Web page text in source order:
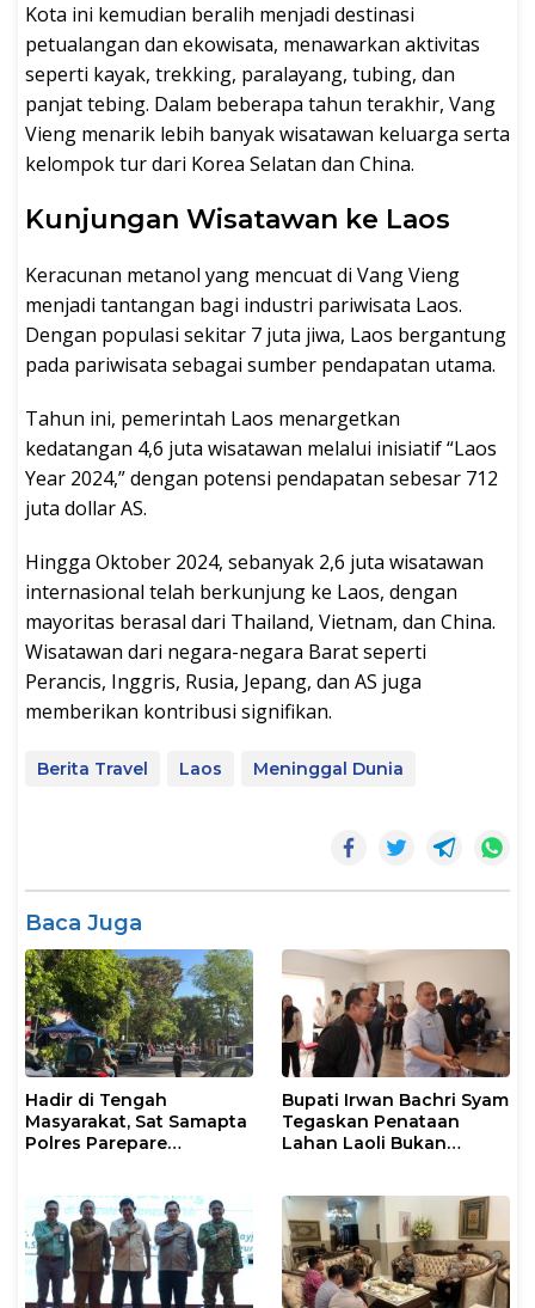
Kota ini kemudian beralih menjadi destinasi
petualangan dan ekowisata, menawarkan aktivitas
seperti kayak, trekking, paralayang, tubing, dan
panjat tebing. Dalam beberapa tahun terakhir, Vang
Vieng menarik lebih banyak wisatawan keluarga serta
kelompok tur dari Korea Selatan dan China.
Kunjungan Wisatawan ke Laos
Keracunan metanol yang mencuat di Vang Vieng
menjadi tantangan bagi industri pariwisata Laos.
Dengan populasi sekitar 7 juta jiwa, Laos bergantung
pada pariwisata sebagai sumber pendapatan utama.
Tahun ini, pemerintah Laos menargetkan
kedatangan 4,6 juta wisatawan melalui inisiatif “Laos
Year 2024,” dengan potensi pendapatan sebesar 712
juta dollar AS.
Hingga Oktober 2024, sebanyak 2,6 juta wisatawan
internasional telah berkunjung ke Laos, dengan
mayoritas berasal dari Thailand, Vietnam, dan China.
Wisatawan dari negara-negara Barat seperti
Perancis, Inggris, Rusia, Jepang, dan AS juga
memberikan kontribusi signifikan.
Berita Travel Laos Meninggal Dunia
Baca Juga
Hadir di Tengah
Masyarakat, Sat Samapta
Polres Parepare
Bupati Irwan Bachri Syam
Tegaskan Penataan
Lahan Laoli Bukan